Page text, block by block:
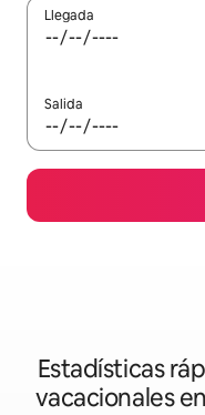
Llegada
Salida
Estadísticas
vacacionales